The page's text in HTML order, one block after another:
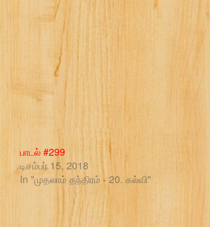
பாடல் #299
டிசம்பர் 15, 2018
In "முதலாம் தந்திரம் - 20. கல்வி"